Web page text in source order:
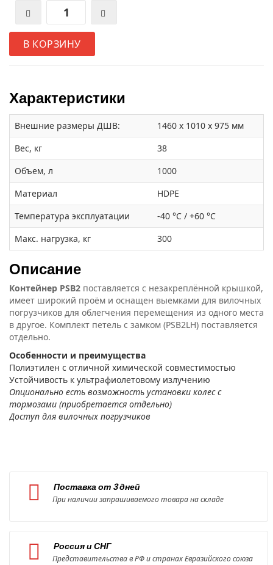
В КОРЗИНУ
Характеристики
Внешние размеры ДШВ:
1460 х 1010 х 975 мм
Вес, кг
38
Объем, л
1000
Материал
HDPE
Температура эксплуатации
-40 °C / +60 °C
Макс. нагрузка, кг
300
Описание
Контейнер PSB2 поставляется с незакреплённой крышкой,
имеет широкий проём и оснащен выемками для вилочных
погрузчиков для облегчения перемещения из одного места
в другое. Комплект петель с замком (PSB2LH) поставляется
отдельно.
Особенности и преимущества
Полиэтилен с отличной химической совместимостью
Устойчивость к ультрафиолетовому излучению
Опционально есть возможность установки колес с
тормозами (приобретается отдельно)
Доступ для вилочных погрузчиков
Поставка от 3 дней
При наличии запрашиваемого товара на складе
Россия и СНГ
Представительства в РФ и странах Евразийского союза